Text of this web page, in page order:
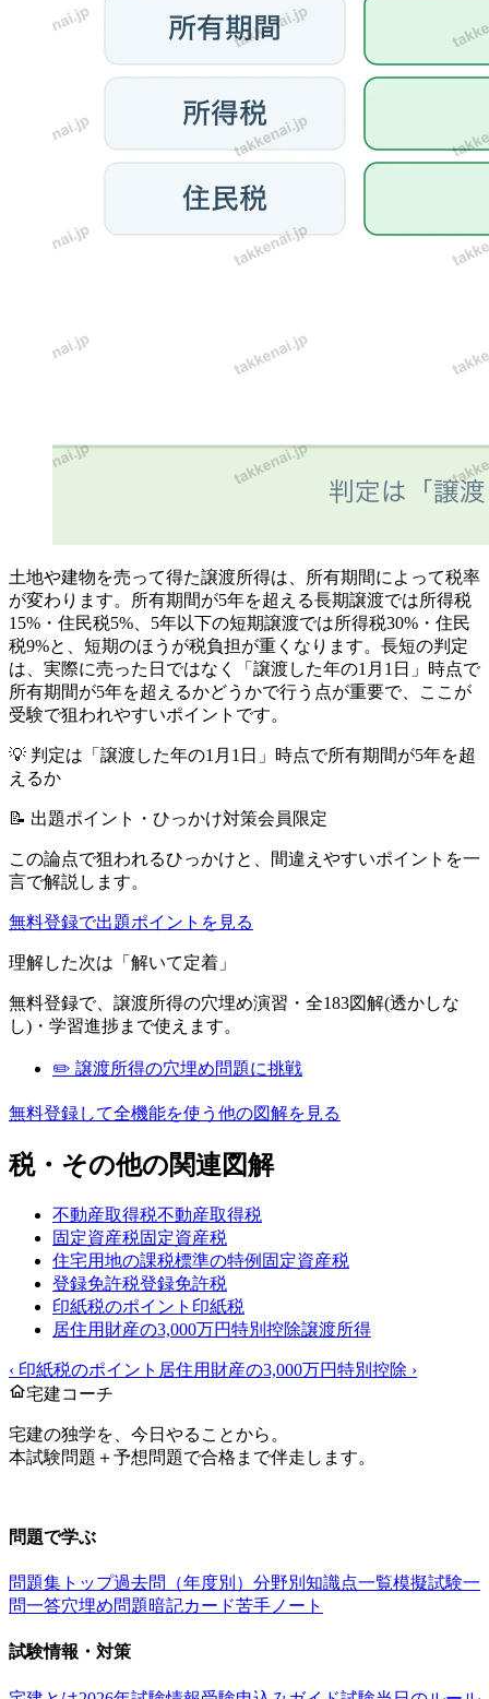
土地や建物を売って得た譲渡所得は、所有期間によって税率
が変わります。所有期間が5年を超える長期譲渡では所得税
15%・住民税5%、5年以下の短期譲渡では所得税30%・住民
税9%と、短期のほうが税負担が重くなります。長短の判定
は、実際に売った日ではなく「譲渡した年の1月1日」時点で
所有期間が5年を超えるかどうかで行う点が重要で、ここが
受験で狙われやすいポイントです。
💡 判定は「譲渡した年の1月1日」時点で所有期間が5年を超
えるか
📝 出題ポイント・ひっかけ対策会員限定
この論点で狙われるひっかけと、間違えやすいポイントを一
言で解説します。
無料登録で出題ポイントを見る
理解した次は「解いて定着」
無料登録で、 譲渡所得の穴埋め演習・全183図解(透かしな
し)・学習進捗まで使えます。
✏️ 譲渡所得の穴埋め問題に挑戦
無料登録して全機能を使う 他の図解を見る
税・その他の関連図解
不動産取得税不動産取得税
固定資産税固定資産税
住宅用地の課税標準の特例 固定資産税
登録免許税登録免許税
印紙税のポイント 印紙税
居住用財産の3,000万円特別控除譲渡所得
‹ 印紙税のポイント 居住用財産の3,000万円特別控除 ›
宅建コーチ
宅建の独学を、今日やることから。
本試験問題＋予想問題で合格まで伴走します。
問題で学ぶ
問題集トップ過去問（年度別） 分野別 知識点一覧模擬試験一
問一答穴埋め問題暗記カード苦手ノート
試験情報・対策